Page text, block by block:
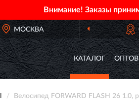
Внимание! Заказы
МОСКВА
КАТАЛОГ
Велосипед FORWARD FLASH 26 1.0,